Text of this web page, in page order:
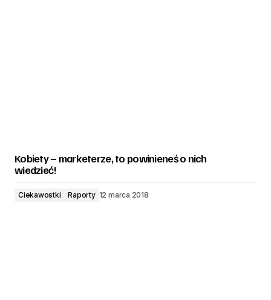
Kobiety – marketerze, to powinieneś o nich
wiedzieć!
Ciekawostki Raporty 12 marca 2018